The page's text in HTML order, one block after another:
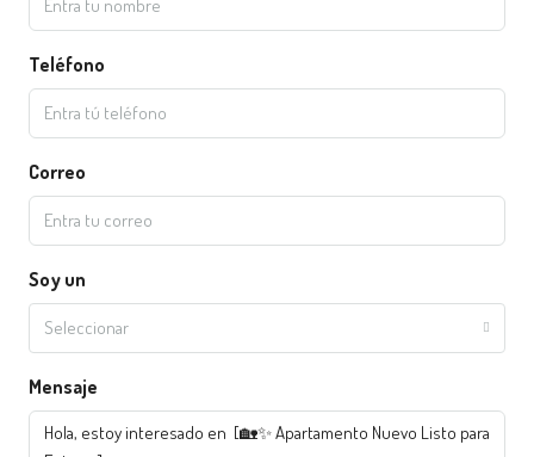
Teléfono
Correo
Soy un
Seleccionar
Mensaje